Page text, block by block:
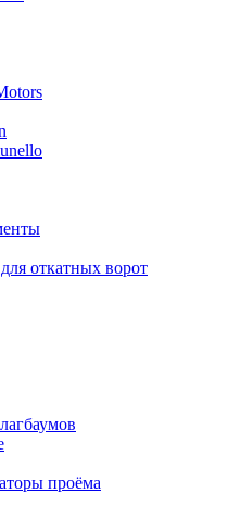
откатных ворот
проёма